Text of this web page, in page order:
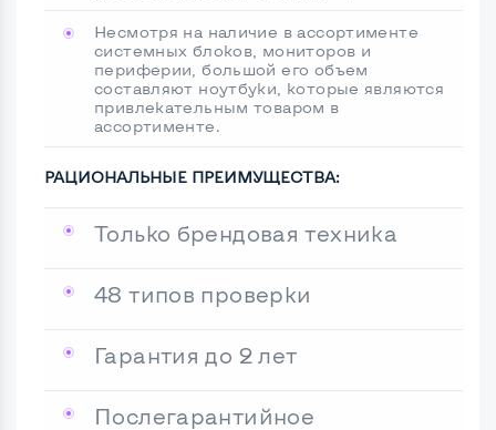
Несмотря на наличие в ассортименте
системных блоков, мониторов и
периферии, большой его объем
составляют ноутбуки, которые являются
привлекательным товаром в
ассортименте.
РАЦИОНАЛЬНЫЕ ПРЕИМУЩЕСТВА:
Только брендовая техника
48 типов проверки
Гарантия до 2 лет
Послегарантийное